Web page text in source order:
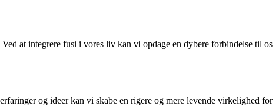
at integrere fusi i vores liv kan vi opdage en dybere forbindelse til os
og ideer kan vi skabe en rigere og mere levende virkelighed for